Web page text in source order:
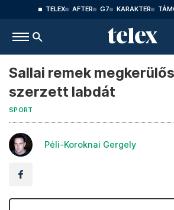
TELEX AFTER G7 KARAKTER
Sallai remek
szerzett labdát
SPORT
Péli-Koroknai Gergely